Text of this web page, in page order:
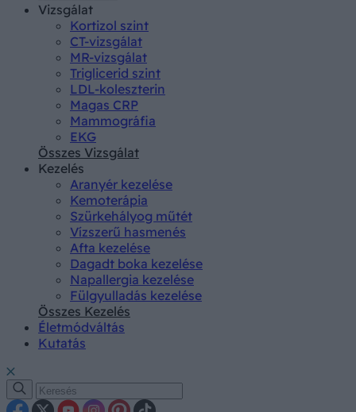
Vizsgálat
Kortizol szint
CT-vizsgálat
MR-vizsgálat
Triglicerid szint
LDL-koleszterin
Magas CRP
Mammográfia
EKG
Összes Vizsgálat
Kezelés
Aranyér kezelése
Kemoterápia
Szürkehályog műtét
Vízszerű hasmenés
Afta kezelése
Dagadt boka kezelése
Napallergia kezelése
Fülgyulladás kezelése
Összes Kezelés
Életmódváltás
Kutatás